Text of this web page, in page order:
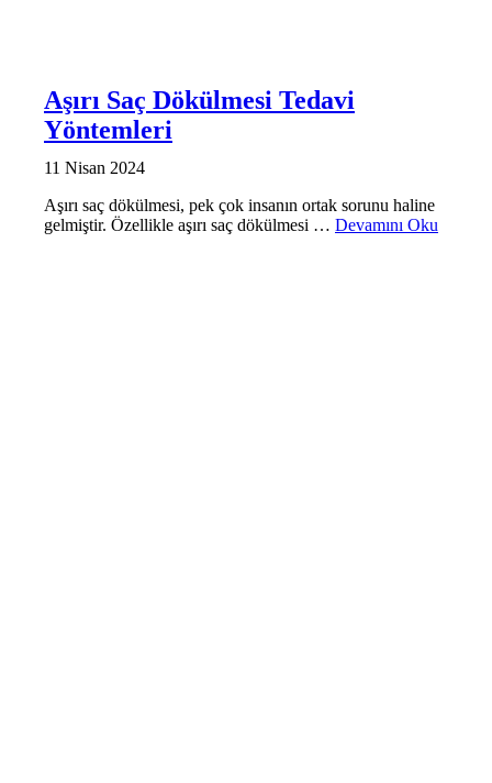
Aşırı Saç Dökülmesi Tedavi
Yöntemleri
11 Nisan 2024
Aşırı saç dökülmesi, pek çok insanın ortak sorunu haline
gelmiştir. Özellikle aşırı saç dökülmesi … Devamını Oku